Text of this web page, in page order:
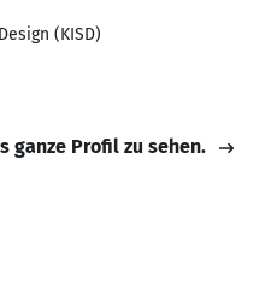
(KISD)
ganze Profil zu sehen.